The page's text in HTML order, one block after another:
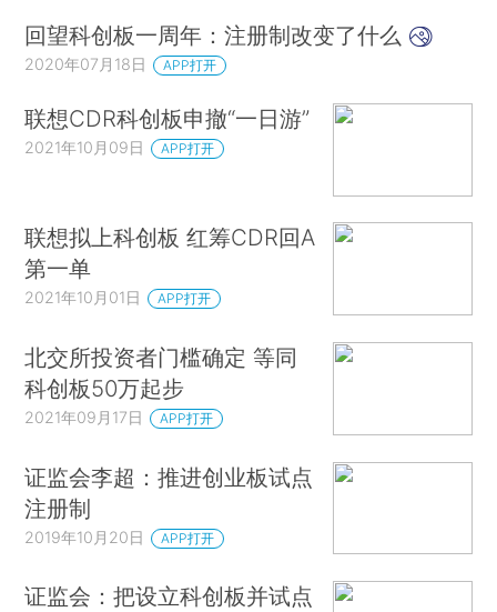
回望科创板一周年：注册制改变了什么
2020年07月18日 APP打开
联想CDR科创板申撤“一日游”
2021年10月09日 APP打开
联想拟上科创板 红筹CDR回A
第一单
2021年10月01日 APP打开
北交所投资者门槛确定 等同
科创板50万起步
2021年09月17日 APP打开
证监会李超：推进创业板试点
注册制
2019年10月20日 APP打开
证监会：把设立科创板并试点